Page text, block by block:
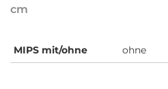
cm
MIPS mit/ohne ohne